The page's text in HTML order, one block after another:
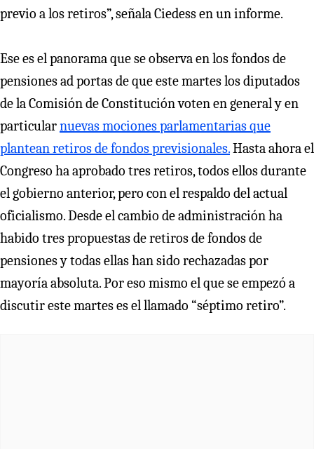
previo a los retiros”, señala Ciedess en un informe.
Ese es el panorama que se observa en los fondos de
pensiones ad portas de que este martes los diputados
de la Comisión de Constitución voten en general y en
particularnuevas mociones parlamentarias que
plantean retiros de fondos previsionales.Hasta ahora el
Congreso ha aprobado tres retiros, todos ellos durante
el gobierno anterior, pero con el respaldo del actual
oficialismo. Desde el cambio de administración ha
habido tres propuestas de retiros de fondos de
pensiones y todas ellas han sido rechazadas por
mayoría absoluta. Por eso mismo el que se empezó a
discutir este martes es el llamado “séptimo retiro”.